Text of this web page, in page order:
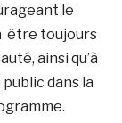
le
être toujours
ainsi qu’à
dans la